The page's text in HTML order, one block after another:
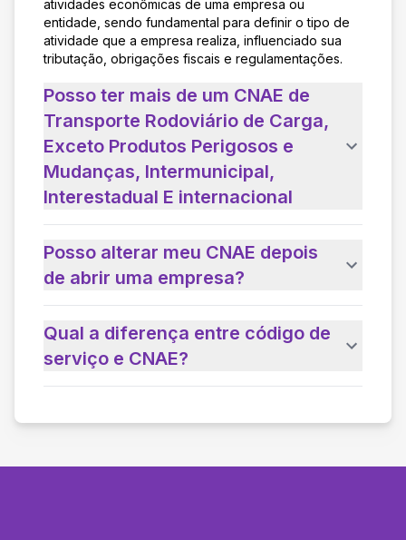
atividades econômicas de uma empresa ou
entidade, sendo fundamental para definir o tipo de
atividade que a empresa realiza, influenciado sua
tributação, obrigações fiscais e regulamentações.
Posso ter mais de um CNAE de
Transporte Rodoviário de Carga,
Exceto Produtos Perigosos e
Mudanças, Intermunicipal,
Interestadual E internacional
Posso alterar meu CNAE depois
de abrir uma empresa?
Qual a diferença entre código de
serviço e CNAE?